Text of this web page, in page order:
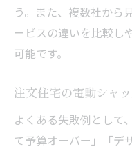
う。また、複数社から
ービスの違いを比較し
可能です。
注文住宅の電動シャ
よくある失敗例として
て予算オーバー」「デ